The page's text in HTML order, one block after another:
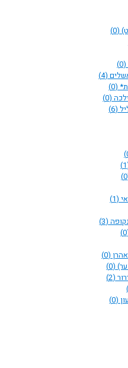
(0)
(0)
(4)
(0)
(0)
(6)
(1)
(3)
(0)
(0)
(2)
(0)